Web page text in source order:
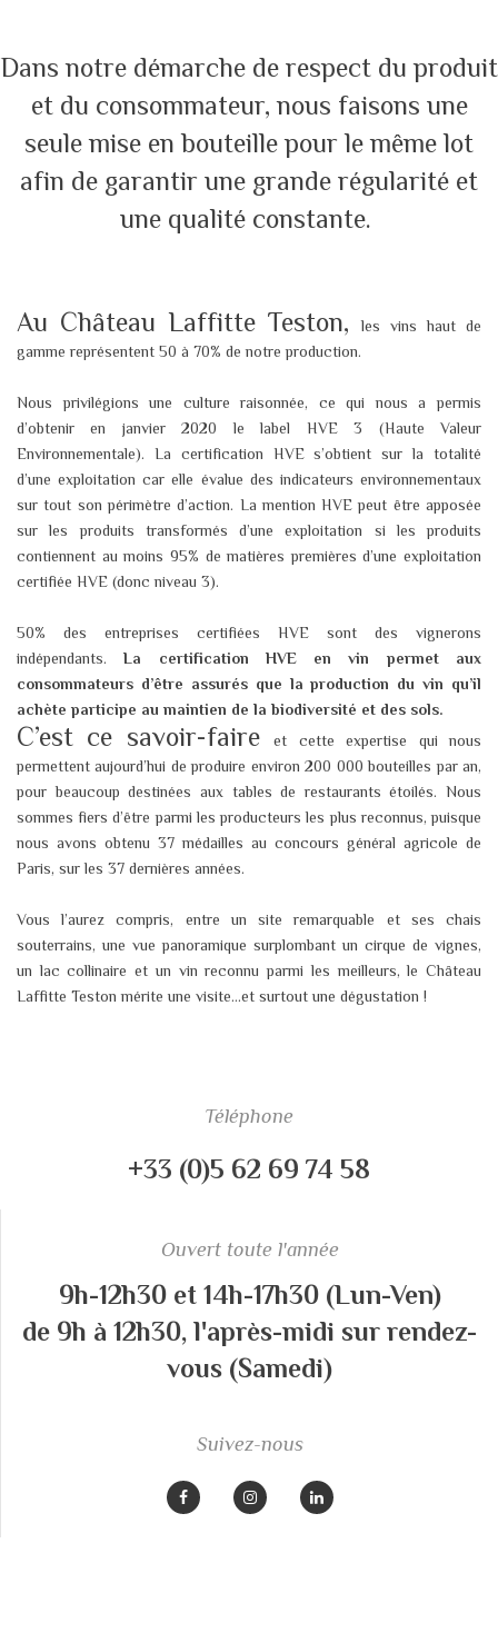
Dans notre démarche de respect du produit
et du consommateur, nous faisons une
seule mise en bouteille pour le même lot
afin de garantir une grande régularité et
une qualité constante. ​
Au Château Laffitte Teston,les vins haut de
gamme représentent 50 à 70% de notre production.
Nous privilégions une culture raisonnée, ce qui nous a permis
d’obtenir en janvier 2020 le label HVE 3 (Haute Valeur
Environnementale). La certification HVE s’obtient sur la totalité
d’une exploitation car elle évalue des indicateurs environnementaux
sur tout son périmètre d’action. La mention HVE peut être apposée
sur les produits transformés d’une exploitation si les produits
contiennent au moins 95% de matières premières d’une exploitation
certifiée HVE (donc niveau 3).​
50% des entreprises certifiées HVE sont des vignerons
indépendants.La certification HVE en vin permet aux
consommateurs d’être assurés que la production du vin qu’il
achète participe au maintien de la biodiversité et des sols.​
C’est ce savoir-faireet cette expertise qui nous
permettent aujourd’hui de produire environ 200 000 bouteilles par an,
pour beaucoup destinées aux tables de restaurants étoilés. Nous
sommes fiers d’être parmi les producteurs les plus reconnus, puisque
nous avons obtenu 37 médailles au concours général agricole de
Paris, sur les 37 dernières années.​
Vous l’aurez compris, entre un site remarquable et ses chais
souterrains, une vue panoramique surplombant un cirque de vignes,
un lac collinaire et un vin reconnu parmi les meilleurs, le Château
Laffitte Teston mérite une visite…et surtout une dégustation !
Téléphone
+33 (0)5 62 69 74 58
Ouvert toute l'année
9h-12h30 et 14h-17h30 (Lun-Ven)
de 9h à 12h30, l'après-midi sur rendez-
vous (Samedi)
Suivez-nous